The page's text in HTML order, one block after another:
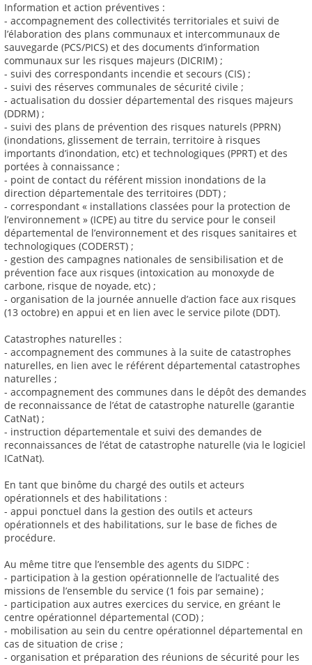
Information et action préventives :
- accompagnement des collectivités territoriales et suivi de
l’élaboration des plans communaux et intercommunaux de
sauvegarde (PCS/PICS) et des documents d’information
communaux sur les risques majeurs (DICRIM) ;
- suivi des correspondants incendie et secours (CIS) ;
- suivi des réserves communales de sécurité civile ;
- actualisation du dossier départemental des risques majeurs
(DDRM) ;
- suivi des plans de prévention des risques naturels (PPRN)
(inondations, glissement de terrain, territoire à risques
importants d’inondation, etc) et technologiques (PPRT) et des
portées à connaissance ;
- point de contact du référent mission inondations de la
direction départementale des territoires (DDT) ;
- correspondant « installations classées pour la protection de
l’environnement » (ICPE) au titre du service pour le conseil
départemental de l’environnement et des risques sanitaires et
technologiques (CODERST) ;
- gestion des campagnes nationales de sensibilisation et de
prévention face aux risques (intoxication au monoxyde de
carbone, risque de noyade, etc) ;
- organisation de la journée annuelle d’action face aux risques
(13 octobre) en appui et en lien avec le service pilote (DDT).
Catastrophes naturelles :
- accompagnement des communes à la suite de catastrophes
naturelles, en lien avec le référent départemental catastrophes
naturelles ;
- accompagnement des communes dans le dépôt des demandes
de reconnaissance de l’état de catastrophe naturelle (garantie
CatNat) ;
- instruction départementale et suivi des demandes de
reconnaissances de l’état de catastrophe naturelle (via le logiciel
ICatNat).
En tant que binôme du chargé des outils et acteurs
opérationnels et des habilitations :
- appui ponctuel dans la gestion des outils et acteurs
opérationnels et des habilitations, sur le base de fiches de
procédure.
Au même titre que l’ensemble des agents du SIDPC :
- participation à la gestion opérationnelle de l’actualité des
missions de l’ensemble du service (1 fois par semaine) ;
- participation aux autres exercices du service, en gréant le
centre opérationnel départemental (COD) ;
- mobilisation au sein du centre opérationnel départemental en
cas de situation de crise ;
- organisation et préparation des réunions de sécurité pour les